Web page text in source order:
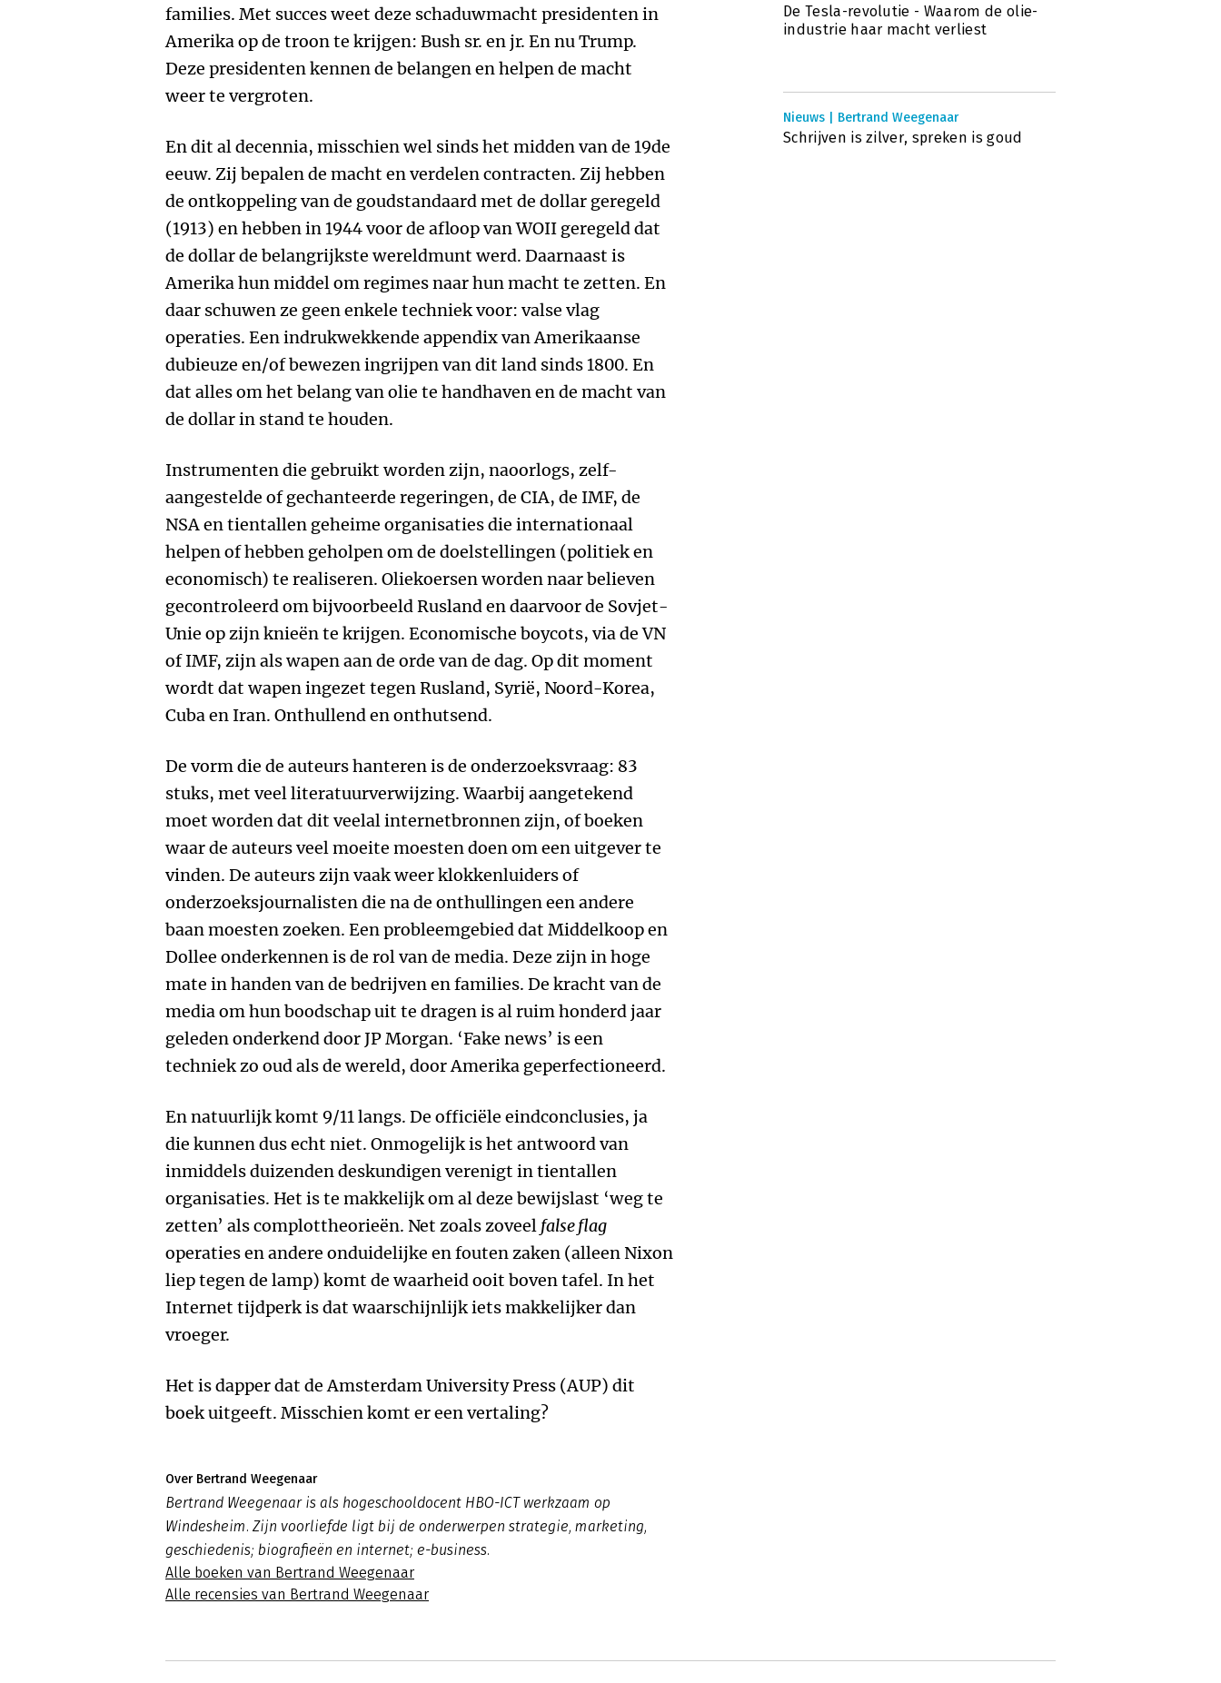
families. Met succes weet deze schaduwmacht presidenten in
Amerika op de troon te krijgen: Bush sr. en jr. En nu Trump.
Deze presidenten kennen de belangen en helpen de macht
weer te vergroten.
En dit al decennia, misschien wel sinds het midden van de 19de
eeuw. Zij bepalen de macht en verdelen contracten. Zij hebben
de ontkoppeling van de goudstandaard met de dollar geregeld
(1913) en hebben in 1944 voor de afloop van WOII geregeld dat
de dollar de belangrijkste wereldmunt werd. Daarnaast is
Amerika hun middel om regimes naar hun macht te zetten. En
daar schuwen ze geen enkele techniek voor: valse vlag
operaties. Een indrukwekkende appendix van Amerikaanse
dubieuze en/of bewezen ingrijpen van dit land sinds 1800. En
dat alles om het belang van olie te handhaven en de macht van
de dollar in stand te houden.
Instrumenten die gebruikt worden zijn, naoorlogs, zelf-
aangestelde of gechanteerde regeringen, de CIA, de IMF, de
NSA en tientallen geheime organisaties die internationaal
helpen of hebben geholpen om de doelstellingen (politiek en
economisch) te realiseren. Oliekoersen worden naar believen
gecontroleerd om bijvoorbeeld Rusland en daarvoor de Sovjet-
Unie op zijn knieën te krijgen. Economische boycots, via de VN
of IMF, zijn als wapen aan de orde van de dag. Op dit moment
wordt dat wapen ingezet tegen Rusland, Syrië, Noord-Korea,
Cuba en Iran. Onthullend en onthutsend.
De vorm die de auteurs hanteren is de onderzoeksvraag: 83
stuks, met veel literatuurverwijzing. Waarbij aangetekend
moet worden dat dit veelal internetbronnen zijn, of boeken
waar de auteurs veel moeite moesten doen om een uitgever te
vinden. De auteurs zijn vaak weer klokkenluiders of
onderzoeksjournalisten die na de onthullingen een andere
baan moesten zoeken. Een probleemgebied dat Middelkoop en
Dollee onderkennen is de rol van de media. Deze zijn in hoge
mate in handen van de bedrijven en families. De kracht van de
media om hun boodschap uit te dragen is al ruim honderd jaar
geleden onderkend door JP Morgan. ‘Fake news’ is een
techniek zo oud als de wereld, door Amerika geperfectioneerd.
En natuurlijk komt 9/11 langs. De officiële eindconclusies, ja
die kunnen dus echt niet. Onmogelijk is het antwoord van
inmiddels duizenden deskundigen verenigt in tientallen
organisaties. Het is te makkelijk om al deze bewijslast ‘weg te
zetten’ als complottheorieën. Net zoals zoveel false flag
operaties en andere onduidelijke en fouten zaken (alleen Nixon
liep tegen de lamp) komt de waarheid ooit boven tafel. In het
Internet tijdperk is dat waarschijnlijk iets makkelijker dan
vroeger.
Het is dapper dat de Amsterdam University Press (AUP) dit
boek uitgeeft. Misschien komt er een vertaling?
Over Bertrand Weegenaar
Bertrand Weegenaar is als hogeschooldocent HBO-ICT werkzaam op
Windesheim. Zijn voorliefde ligt bij de onderwerpen strategie, marketing,
geschiedenis; biografieën en internet; e-business.
Alle boeken van Bertrand Weegenaar
Alle recensies van Bertrand Weegenaar
De Tesla-revolutie - Waarom de olie-
industrie haar macht verliest
Nieuws | Bertrand Weegenaar
Schrijven is zilver, spreken is goud